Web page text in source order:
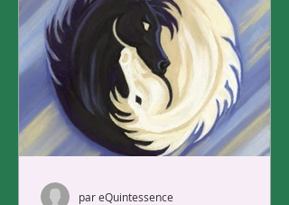
par eQuintessence